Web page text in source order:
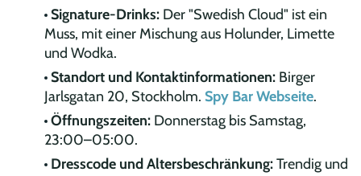
Signature-Drinks: Der "Swedish Cloud" ist ein
Muss, mit einer Mischung aus Holunder, Limette
und Wodka.
Standort und Kontaktinformationen: Birger
Jarlsgatan 20, Stockholm. Spy Bar Webseite.
Öffnungszeiten: Donnerstag bis Samstag,
23:00–05:00.
Dresscode und Altersbeschränkung:Trendig und